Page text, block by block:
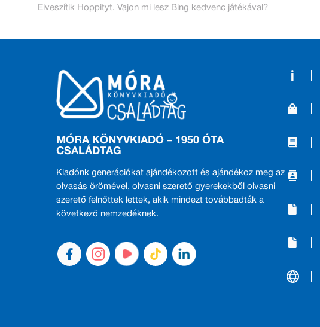
Elveszítik Hoppityt. Vajon mi lesz Bing kedvenc játékával?
MÓRA KÖNYVKIADÓ – 1950 ÓTA
CSALÁDTAG
Kiadónk generációkat ajándékozott és ajándékoz meg az
olvasás örömével, olvasni szerető gyerekekből olvasni
szerető felnőttek lettek, akik mindezt továbbadták a
következő nemzedéknek.